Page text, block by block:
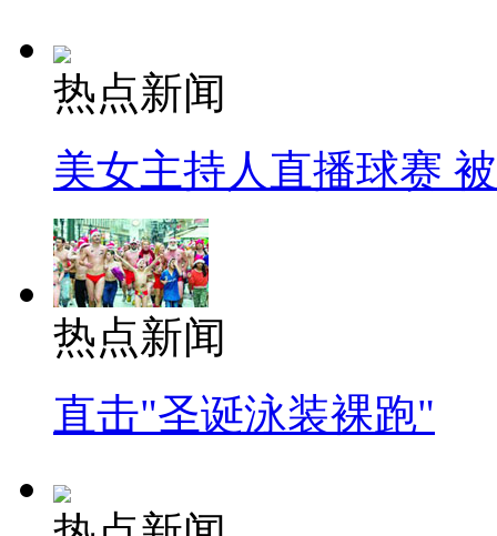
热点新闻
美女主持人直播球赛
热点新闻
直击"圣诞泳装裸跑"